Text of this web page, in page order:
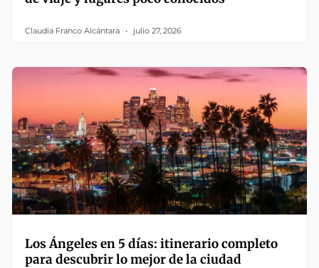
Claudia Franco Alcántara julio 27, 2026
Los Ángeles en 5 días: itinerario completo
para descubrir lo mejor de la ciudad